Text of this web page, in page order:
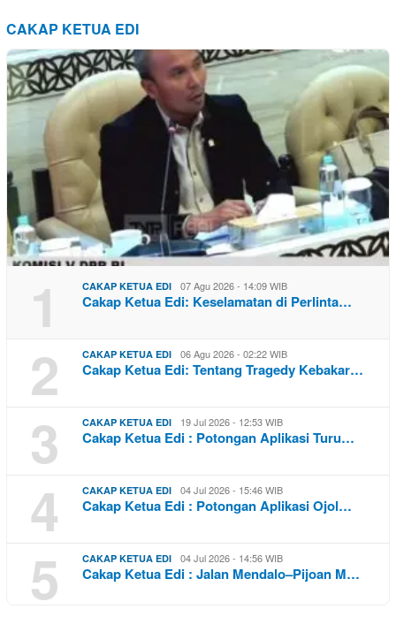
CAKAP KETUA EDI
1 CAKAP KETUA EDI 07 Agu 2026 - 14:09 WIB
Cakap Ketua Edi: Keselamatan di Perlinta…
2 CAKAP KETUA EDI 06 Agu 2026 - 02:22 WIB
Cakap Ketua Edi: Tentang Tragedy Kebakar…
3 CAKAP KETUA EDI 19 Jul 2026 - 12:53 WIB
Cakap Ketua Edi : Potongan Aplikasi Turu…
4 CAKAP KETUA EDI 04 Jul 2026 - 15:46 WIB
Cakap Ketua Edi : Potongan Aplikasi Ojol…
5 CAKAP KETUA EDI 04 Jul 2026 - 14:56 WIB
Cakap Ketua Edi : Jalan Mendalo–Pijoan M…